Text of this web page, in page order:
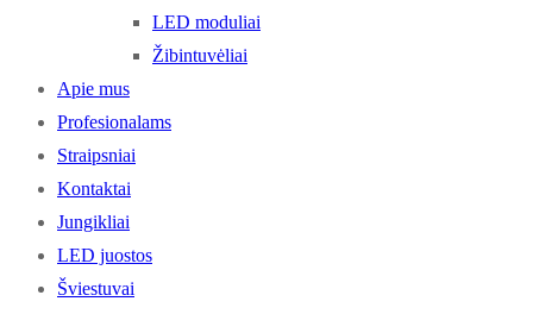
LED moduliai
Žibintuvėliai
Apie mus
Profesionalams
Straipsniai
Kontaktai
Jungikliai
LED juostos
Šviestuvai